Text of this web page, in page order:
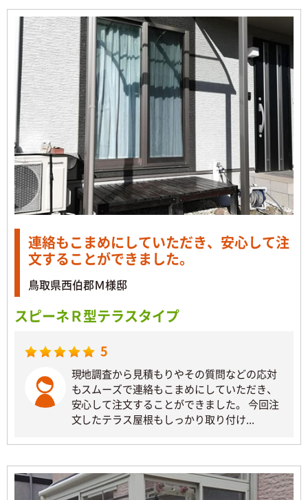
連絡もこまめにしていただき、安心して注
文することができました。
鳥取県西伯郡Ｍ様邸
スピーネＲ型テラスタイプ
5
現地調査から見積もりやその質問などの応対
もスムーズで連絡もこまめにしていただき、
安心して注文することができました。 今回注
文したテラス屋根もしっかり取り付け...